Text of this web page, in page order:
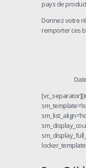
pays de
Donnez votre
remporter ces